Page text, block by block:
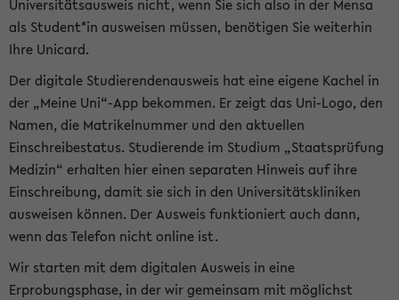
Universitätsausweis nicht, wenn Sie sich also in der Mensa
als Student*in ausweisen müssen, benötigen Sie weiterhin
Ihre Unicard.
Der digitale Studierendenausweis hat eine eigene Kachel in
der „Meine Uni“-App bekommen. Er zeigt das Uni-Logo, den
Namen, die Matrikelnummer und den aktuellen
Einschreibestatus. Studierende im Studium „Staatsprüfung
Medizin“ erhalten hier einen separaten Hinweis auf ihre
Einschreibung, damit sie sich in den Universitätskliniken
ausweisen können. Der Ausweis funktioniert auch dann,
wenn das Telefon nicht online ist.
Wir starten mit dem digitalen Ausweis in eine
Erprobungsphase, in der wir gemeinsam mit möglichst